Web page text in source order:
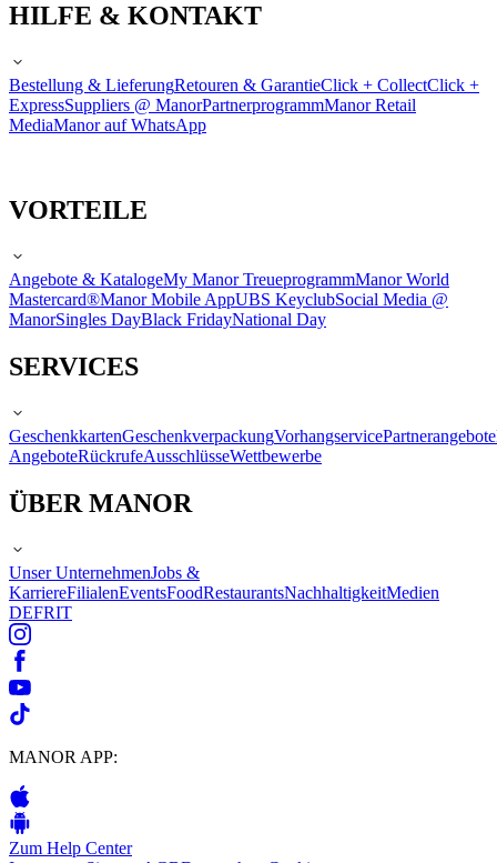
HILFE & KONTAKT
Bestellung & LieferungRetouren & GarantieClick + CollectClick +
ExpressSuppliers @ ManorPartnerprogrammManor Retail
MediaManor auf WhatsApp
VORTEILE
Angebote & KatalogeMy Manor TreueprogrammManor World
Mastercard®Manor Mobile AppUBS KeyclubSocial Media @
ManorSingles DayBlack FridayNational Day
SERVICES
GeschenkkartenGeschenkverpackungVorhangservicePartnerangebote
AngeboteRückrufeAusschlüsseWettbewerbe
ÜBER MANOR
Unser UnternehmenJobs &
KarriereFilialenEventsFoodRestaurantsNachhaltigkeitMedien
DEFRIT
MANOR APP:
Zum Help Center